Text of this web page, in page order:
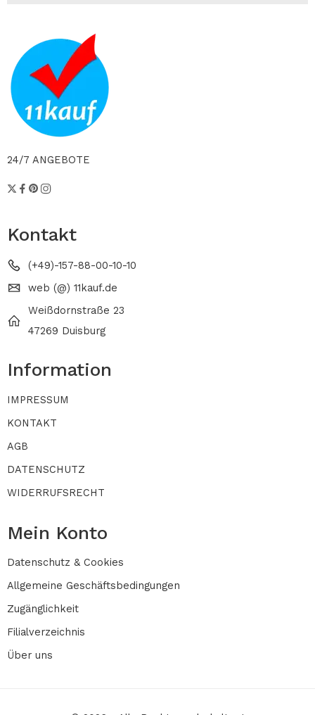
24/7 ANGEBOTE
Kontakt
(+49)-157-88-00-10-10
web (@) 11kauf.de
Weißdornstraße 23
47269 Duisburg
Information
IMPRESSUM
KONTAKT
AGB
DATENSCHUTZ
WIDERRUFSRECHT
Mein Konto
Datenschutz & Cookies
Allgemeine Geschäftsbedingungen
Zugänglichkeit
Filialverzeichnis
Über uns